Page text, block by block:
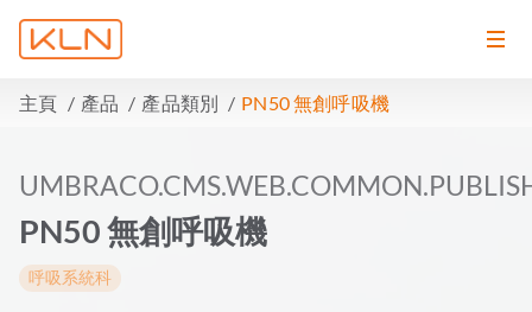
主頁 產品 產品類別 PN50 無創呼吸機
PN50 無創呼吸機
呼吸系統科